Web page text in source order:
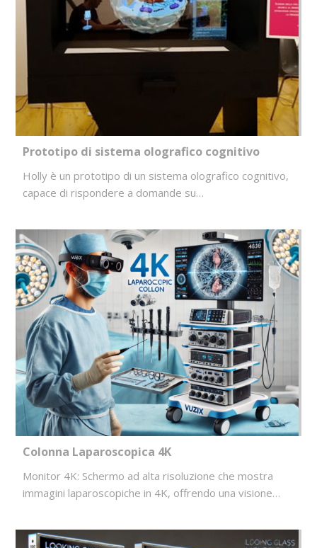
Prototipo di sistema olografico cognitivo
Holly è un prototipo di un sistema olografico cognitivo,
capace di rispondere a domande su…
Colonna Laparoscopica 4K
Monitor 4K: Schermo ad alta risoluzione che mostra
immagini laparoscopiche in 4K, offrendo una visione…